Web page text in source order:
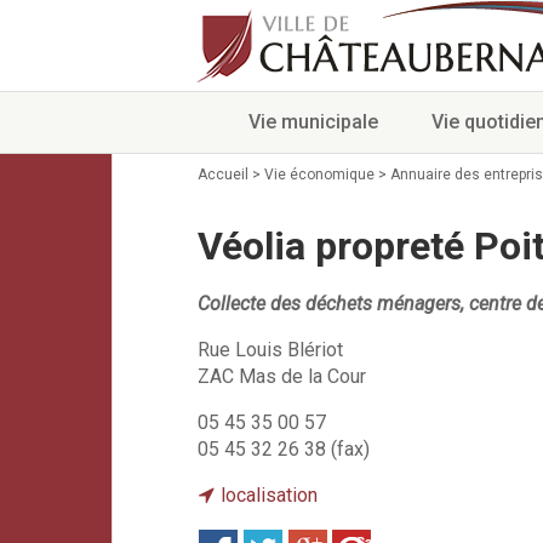
Vie municipale Vie
Accueil > Vie économique > Annuaire des
Véolia propreté
Collecte des déchets ménagers, centre
Rue Louis Blériot
ZAC Mas de la Cour
05 45 35 00 57
05 45 32 26 38 (fax)
localisation